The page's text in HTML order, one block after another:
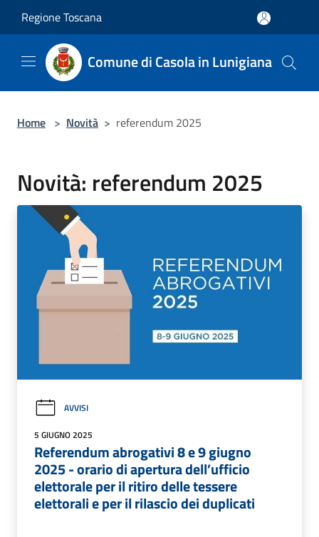
Regione Toscana
Comune di Casola in Lunigiana
Home > Novità > referendum 2025
Novità: referendum 2025
AVVISI
5 GIUGNO 2025
Referendum abrogativi 8 e 9 giugno
2025 - orario di apertura dell’ufficio
elettorale per il ritiro delle tessere
elettorali e per il rilascio dei duplicati